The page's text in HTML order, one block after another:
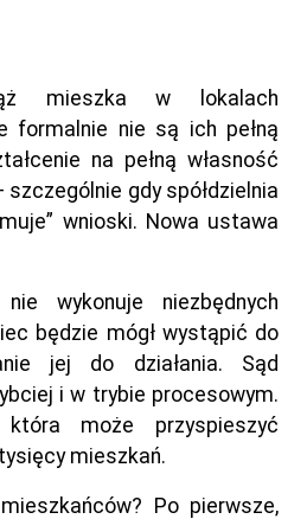
mieszka w lokalach
formalnie nie są ich pełną
na pełną własność
gdy spółdzielnia
wnioski. Nowa ustawa
wykonuje niezbędnych
będzie mógł wystąpić do
jej do działania. Sąd
i w trybie procesowym.
może przyspieszyć
mieszkań.
Po pierwsze,